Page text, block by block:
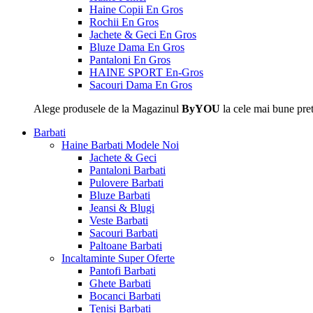
Haine Copii En Gros
Rochii En Gros
Jachete & Geci En Gros
Bluze Dama En Gros
Pantaloni En Gros
HAINE SPORT En-Gros
Sacouri Dama En Gros
Alege produsele de la Magazinul ByYOU la cele mai bune
Barbati
Haine Barbati Modele Noi
Jachete & Geci
Pantaloni Barbati
Pulovere Barbati
Bluze Barbati
Jeansi & Blugi
Veste Barbati
Sacouri Barbati
Paltoane Barbati
Incaltaminte Super Oferte
Pantofi Barbati
Ghete Barbati
Bocanci Barbati
Tenisi Barbati